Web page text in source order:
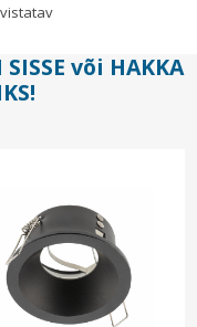
või HAKKA
!